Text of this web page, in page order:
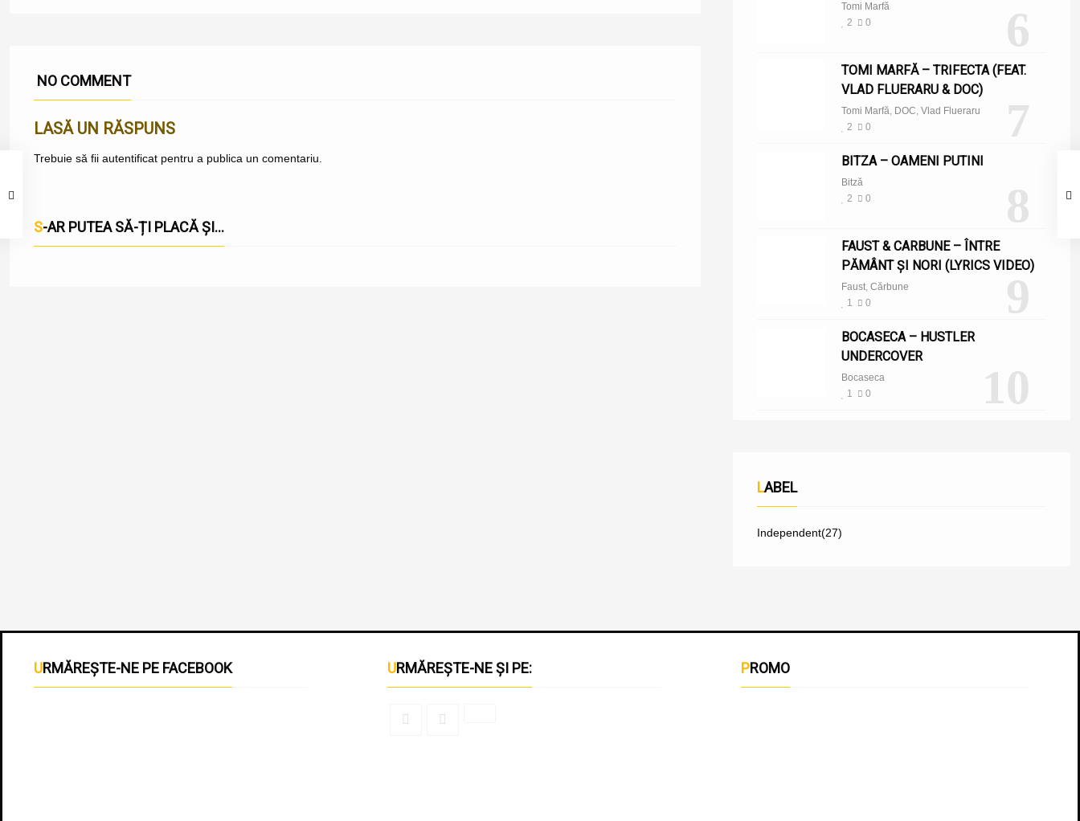
NO COMMENT
LASĂ UN RĂSPUNS
Trebuie să fii autentificat pentru a publica un comentariu.
S-AR PUTEA SĂ-ȚI PLACĂ ȘI...
6
Tomi Marfă
2
0
7
TOMI MARFĂ – TRIFECTA (FEAT.
VLAD FLUERARU & DOC)
Tomi Marfă, DOC, Vlad Flueraru
2
0
8
BITZA – OAMENI PUTINI
Bitză
2
0
9
FAUST & CARBUNE – ÎNTRE
PĂMÂNT ȘI NORI (LYRICS VIDEO)
Faust, Cărbune
1
0
10
BOCASECA – HUSTLER
UNDERCOVER
Bocaseca
1
0
LABEL
Independent(27)
URMĂREȘTE-NE PE FACEBOOK URMĂREȘTE-NE ȘI PE: PROMO